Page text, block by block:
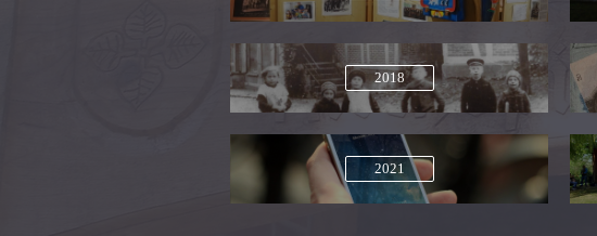
2018
2021